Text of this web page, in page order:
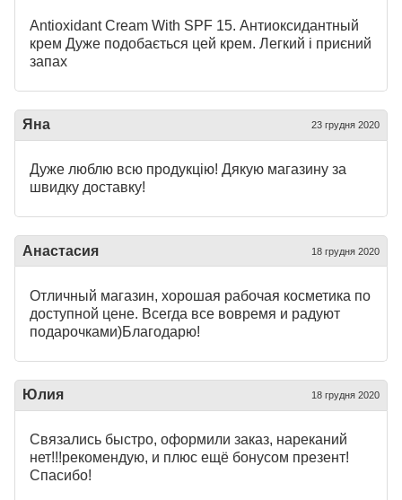
Antioxidant Cream With SPF 15. Антиоксидантный
крем Дуже подобається цей крем. Легкий і приєний
запах
Яна 23 грудня 2020
Дуже люблю всю продукцію! Дякую магазину за
швидку доставку!
Анастасия 18 грудня 2020
Отличный магазин, хорошая рабочая косметика по
доступной цене. Всегда все вовремя и радуют
подарочками)Благодарю!
Юлия 18 грудня 2020
Связались быстро, оформили заказ, нареканий
нет!!!рекомендую, и плюс ещё бонусом презент!
Спасибо!